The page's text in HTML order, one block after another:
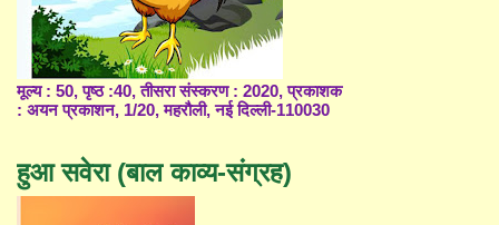
मूल्य : 50, पृष्ठ :40, तीसरा संस्करण : 2020, प्रकाशक
: अयन प्रकाशन, 1/20, महरौली, नई दिल्ली-110030
हुआ सवेरा (बाल काव्य-संग्रह)